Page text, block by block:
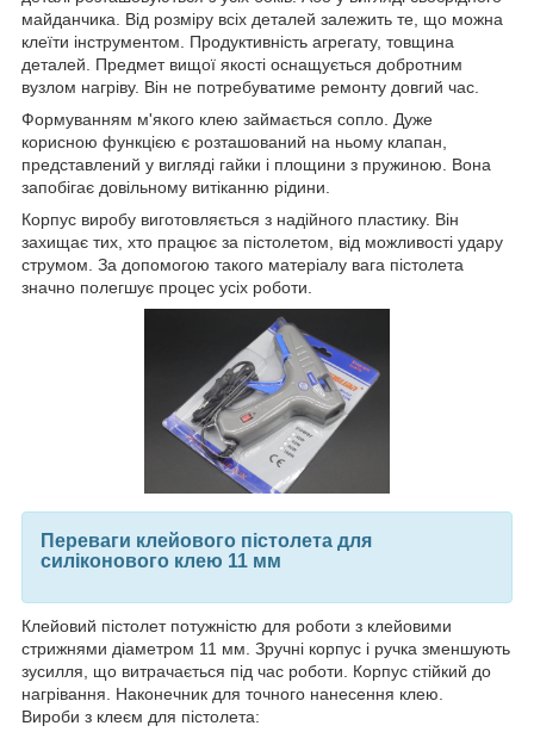
майданчика. Від розміру всіх деталей залежить те, що можна
клеїти інструментом. Продуктивність агрегату, товщина
деталей. Предмет вищої якості оснащується добротним
вузлом нагріву. Він не потребуватиме ремонту довгий час.
Формуванням м'якого клею займається сопло. Дуже
корисною функцією є розташований на ньому клапан,
представлений у вигляді гайки і площини з пружиною. Вона
запобігає довільному витіканню рідини.
Корпус виробу виготовляється з надійного пластику. Він
захищає тих, хто працює за пістолетом, від можливості удару
струмом. За допомогою такого матеріалу вага пістолета
значно полегшує процес усіх роботи.
Переваги клейового пістолета для
силіконового клею 11 мм
Клейовий пістолет потужністю для роботи з клейовими
стрижнями діаметром 11 мм. Зручні корпус і ручка зменшують
зусилля, що витрачається під час роботи. Корпус стійкий до
нагрівання. Наконечник для точного нанесення клею.
Вироби з клеєм для пістолета: